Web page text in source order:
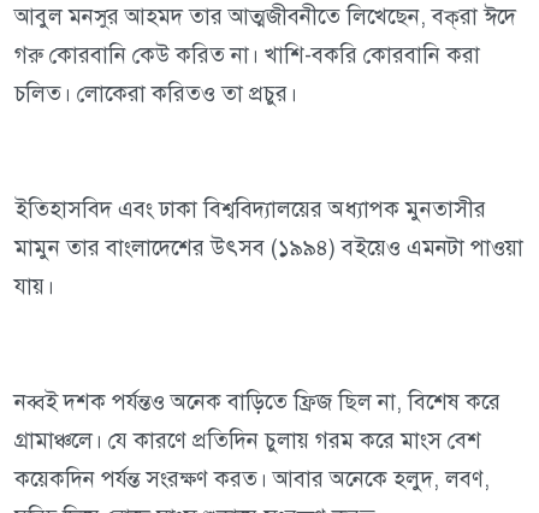
আবুল মনসুর আহমদ তার আত্মজীবনীতে লিখেছেন, বক্‌রা ঈদে
গরু কোরবানি কেউ করিত না। খাশি-বকরি কোরবানি করা
চলিত। লোকেরা করিত‌ও তা প্রচুর।
ইতিহাসবিদ এবং ঢাকা বিশ্ববিদ্যালয়ের অধ্যাপক মুনতাসীর
মামুন তার বাংলাদেশের উৎসব (১৯৯৪) বইয়েও এমনটা পাওয়া
যায়।
নব্বই দশক পর্যন্তও অনেক বাড়িতে ফ্রিজ ছিল না, বিশেষ করে
গ্রামাঞ্চলে। যে কারণে প্রতিদিন চুলায় গরম করে মাংস বেশ
কয়েকদিন পর্যন্ত সংরক্ষণ করত। আবার অনেকে হলুদ, লবণ,